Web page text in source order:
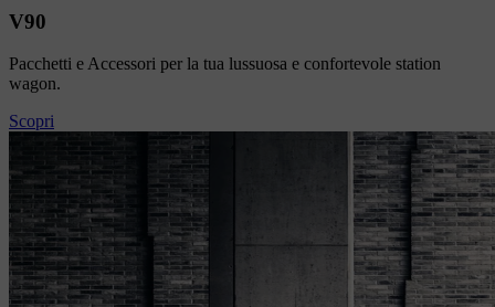
V90
Pacchetti e Accessori per la tua lussuosa e confortevole station
wagon.
Scopri